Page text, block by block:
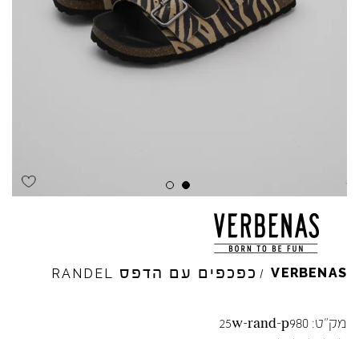
Skip to product reviews
Skip to product reviews
VERBENAS
/ כפכפים עם הדפס RANDEL
מק"ט: 25w-rand-p980